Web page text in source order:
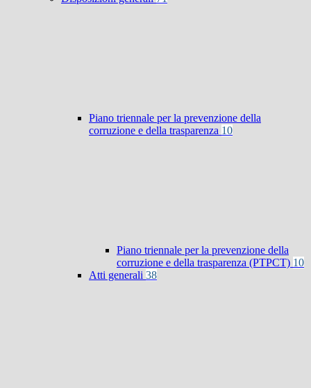
Piano triennale per la prevenzione della
corruzione e della trasparenza 10
Piano triennale per la prevenzione della
corruzione e della trasparenza (PTPCT) 10
Atti generali 38